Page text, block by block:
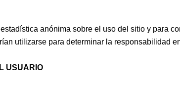
anónima sobre el uso del sitio y para
utilizarse para determinar la responsabilidad
USUARIO